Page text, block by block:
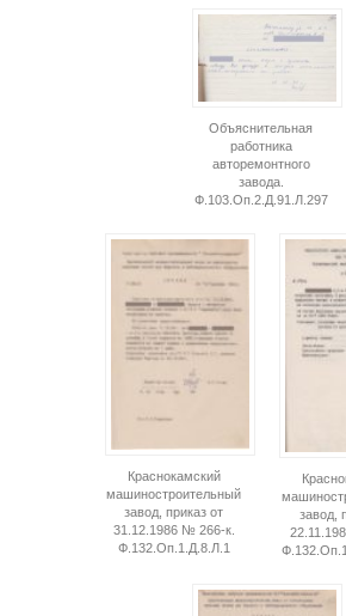
Объяснительная
работника
авторемонтного
завода.
Ф.103.Оп.2.Д.91.Л.297
Краснокамский
машиностроительный
завод, приказ от
31.12.1986 № 266-к.
Ф.132.Оп.1.Д.8.Л.1
завод,